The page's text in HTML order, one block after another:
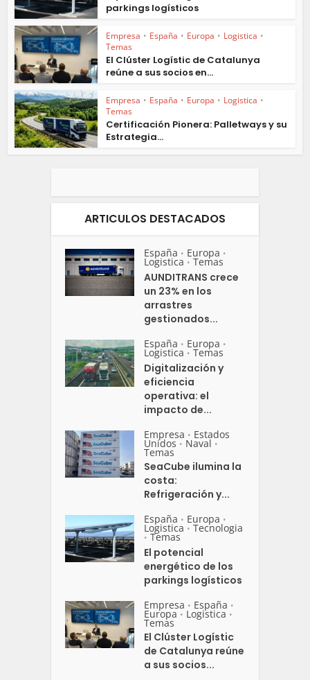
parkings logísticos
Empresa • España • Europa • Logistica •
Temas
El Clúster Logístic de Catalunya
reúne a sus socios en...
Empresa • España • Europa • Logistica •
Temas
Certificación Pionera: Palletways y su
Estrategia...
ARTICULOS DESTACADOS
España • Europa •
Logistica • Temas
AUNDITRANS crece
un 23% en los
arrastres
gestionados...
España • Europa •
Logistica • Temas
Digitalización y
eficiencia
operativa: el
impacto de...
Empresa • Estados
Unidos • Naval •
Temas
SeaCube ilumina la
costa:
Refrigeración y...
España • Europa •
Logistica • Tecnologia
• Temas
El potencial
energético de los
parkings logísticos
Empresa • España •
Europa • Logistica •
Temas
El Clúster Logístic
de Catalunya reúne
a sus socios...